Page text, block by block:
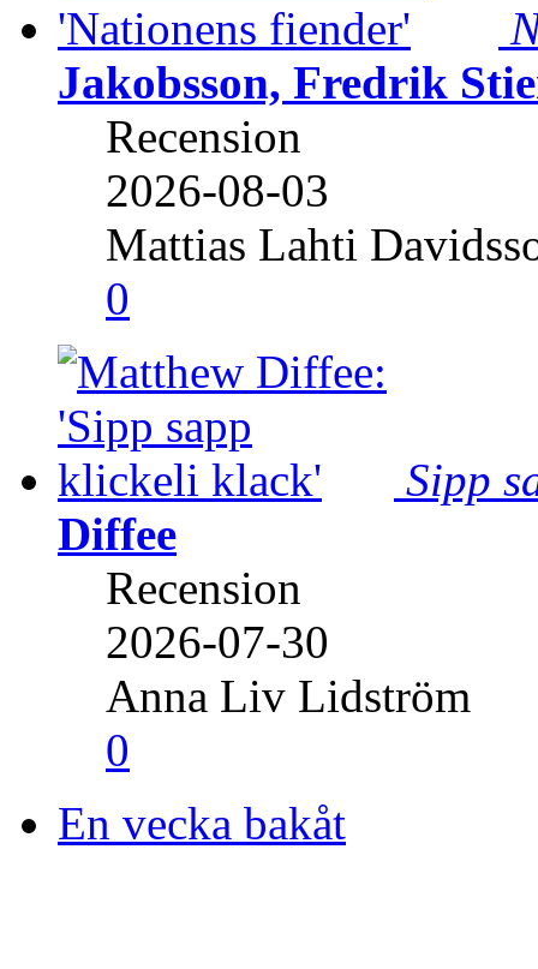
Jakobsson, Fredrik
Recension
2026-08-03
Mattias Lahti
0
Sipp
Diffee
Recension
2026-07-30
Anna Liv Lidström
0
En vecka bakåt